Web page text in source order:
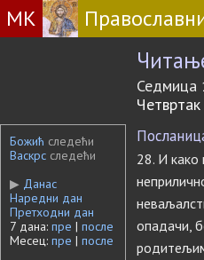
МК
Седмица
Божић следећи
Васкрс следећи
▶ Данас
Наредни дан
Претходни дан
7 дана: пре | после
Месец: пре | после
28. И како
опадачи,